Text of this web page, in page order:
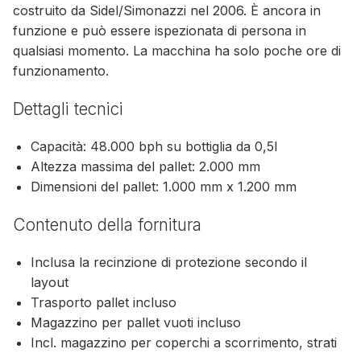
costruito da Sidel/Simonazzi nel 2006. È ancora in
funzione e può essere ispezionata di persona in
qualsiasi momento. La macchina ha solo poche ore di
funzionamento.
Dettagli tecnici
Capacità: 48.000 bph su bottiglia da 0,5l
Altezza massima del pallet: 2.000 mm
Dimensioni del pallet: 1.000 mm x 1.200 mm
Contenuto della fornitura
Inclusa la recinzione di protezione secondo il
layout
Trasporto pallet incluso
Magazzino per pallet vuoti incluso
Incl. magazzino per coperchi a scorrimento, strati